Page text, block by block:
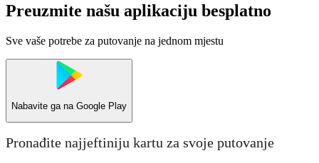
Preuzmite našu aplikaciju besplatno
Sve vaše potrebe za putovanje na jednom mjestu
Nabavite ga na Google Play
Pronađite najjeftiniju kartu za svoje putovanje